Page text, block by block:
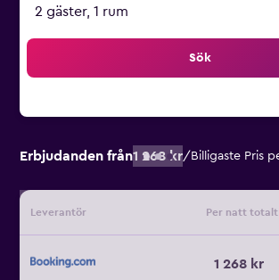
2 gäster, 1 rum
Sök
Erbjudanden från1 268 kr/ Billigaste Pris
Leverantör Per natt totalt
1 268 kr